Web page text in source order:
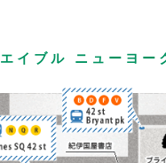
エイブル ニューヨー